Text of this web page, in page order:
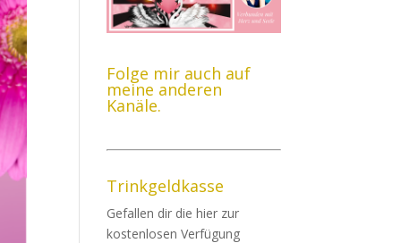
Folge mir auch auf
meine anderen
Kanäle.
Trinkgeldkasse
Gefallen dir die hier zur
kostenlosen Verfügung